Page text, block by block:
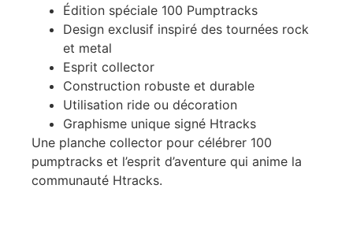
Édition spéciale 100 Pumptracks
Design exclusif inspiré des tournées rock
et metal
Esprit collector
Construction robuste et durable
Utilisation ride ou décoration
Graphisme unique signé Htracks
Une planche collector pour célébrer 100
pumptracks et l’esprit d’aventure qui anime la
communauté Htracks.